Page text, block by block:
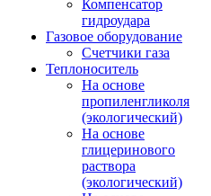
Компенсатор
гидроудара
Газовое оборудование
Счетчики газа
Теплоноситель
На основе
пропиленгликоля
(экологический)
На основе
глицеринового
раствора
(экологический)